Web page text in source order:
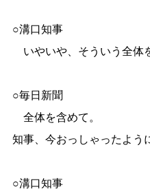
○溝口知事
いやいや、そういう全体
○毎日新聞
全体を含めて。
知事、今おっしゃったよう
○溝口知事